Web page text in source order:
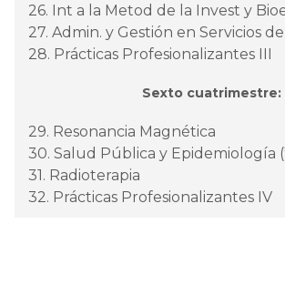
26. Int a la Metod de la Invest y
27. Admin. y Gestión en Servicios
28. Prácticas Profesionalizantes III
Sexto cuatrimestre:
29. Resonancia Magnética
30. Salud Pública y Epidemiología
31. Radioterapia
32. Prácticas Profesionalizantes IV